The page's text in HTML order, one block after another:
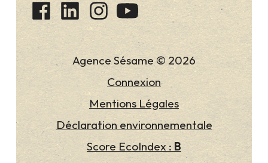
Agence Sésame © 2026
Connexion
Mentions Légales
Déclaration environnementale
Score EcoIndex : B